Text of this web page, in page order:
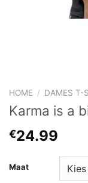
HOME / DAMES T-
Karma is a
€24.99
Maat